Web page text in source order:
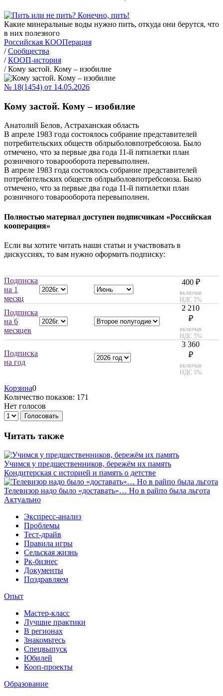
Какие минеральные воды нужно пить, откуда они берутся, что
в них полезного
Российская КООПерация
/ Сообщества
/ КООП-история
/ Кому застой. Кому – изобилие
№ 18(1454) от 14.05.2026
Кому застой. Кому – изобилие
Анатолий Белов, Астраханская область
В апреле 1983 года состоялось собрание представителей
потребительских обществ облрыболовпотребсоюза. Было
отмечено, что за первые два года 11-й пятилетки план
розничного товарооборота перевыполнен.
В апреле 1983 года состоялось собрание представителей
потребительских обществ облрыболовпотребсоюза. Было
отмечено, что за первые два года 11-й пятилетки план
розничного товарооборота перевыполнен.
Полностью материал доступен подписчикам «Российская
кооперация»
Если вы хотите читать наши статьи и участвовать в
дискуссиях, то вам нужно оформить подписку:
Подписка
на 1
месяц
400 ₽
включая
НДС 5%
Подписка
на 6
месяцев
2 210
₽
включая
НДС 5%
Подписка
на год
3 360
₽
включая
НДС 5%
Корзина0
Количество показов: 171
Нет голосов
Голосовать
Читать также
Учимся у предшественников, бережём их память
Кондитерская с историей и память о детстве
Телевизор надо было «доставать»… Но в райпо была льгота
Актуально
Экспресс-анализ
Проблемы
Тест-драйв
Правила игры
Сельская жизнь
Рк-бизнес
Документы
Поздравляем
Опыт
Мастер-класс
Лучшие практики
В регионах
Знакомьтесь
Спецвыпуск
Юбилей
Кооп-проекты
Образование